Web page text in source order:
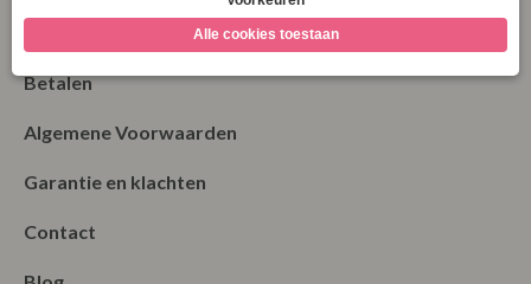
Betalen
Algemene Voorwaarden
Garantie en klachten
Contact